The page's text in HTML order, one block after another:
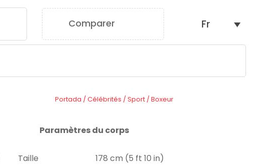
Comparer Fr
Portada /Célébrités /Sport/Boxeur
Paramètres du corps
Taille 178 cm (5 ft 10 in)